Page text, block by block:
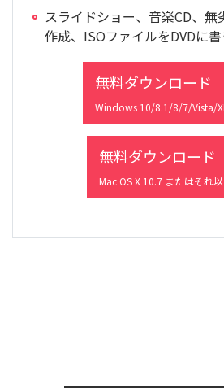
スライドショー、音楽CD、無
作成、ISOファイルをDVDに
無料ダウンロード
Windows 10/8.1/8/7/Vista/
無料ダウンロード
Mac OS X 10.7 またはそれ